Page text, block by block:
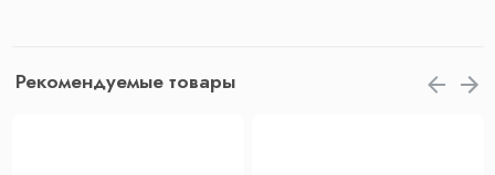
Рекомендуемые товары